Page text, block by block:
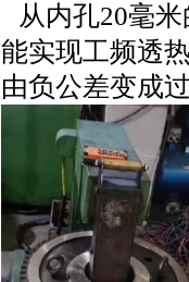
从内孔20毫
能实现工频透
由负公差变成